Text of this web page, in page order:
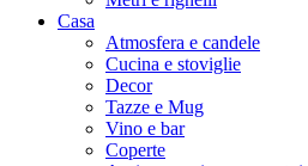
Casa
Atmosfera e candele
Cucina e stoviglie
Decor
Tazze e Mug
Vino e bar
Coperte